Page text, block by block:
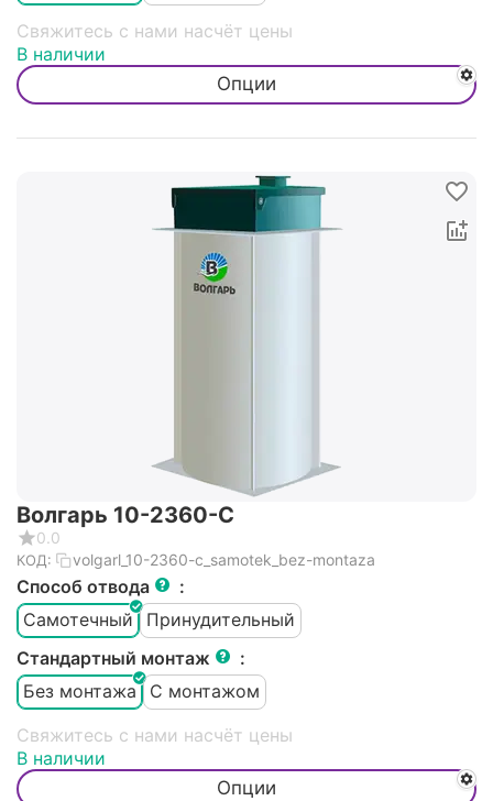
Свяжитесь с нами насчёт цены
Опции
В наличии
Волгарь 10-2360-С
0.0
КОД: volgarl_10-2360-c_samotek_bez-montaza
Способ отвода
:
Самотечный
Принудительный
Стандартный монтаж
:
Без монтажа
С монтажом
Свяжитесь с нами насчёт цены
Опции
В наличии